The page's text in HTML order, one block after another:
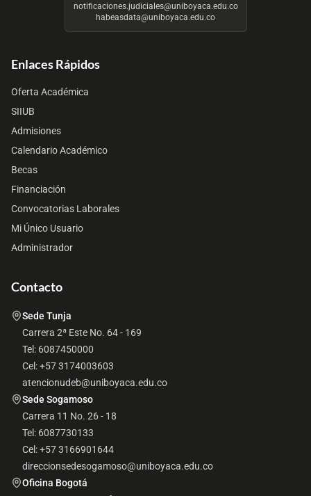
notificaciones.judiciales@uniboyaca.edu.co
habeasdata@uniboyaca.edu.co
Enlaces Rápidos
Oferta Académica
SIIUB
Admisiones
Calendario Académico
Becas
Financiación
Convocatorias Laborales
Mi Único Usuario
Administrador
Contacto
Sede Tunja
Carrera 2ª Este No. 64 - 169
Tel: 6087450000
Cel: +57 3174003603
atencionudeb@uniboyaca.edu.co
Sede Sogamoso
Carrera 11 No. 26 - 18
Tel: 6087730133
Cel: +57 3166901644
direccionsedesogamoso@uniboyaca.edu.co
Oficina Bogotá